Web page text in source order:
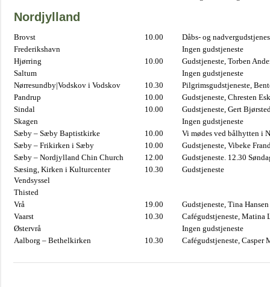
Nordjylland
Brovst 10.00
Dåbs- og
Frederikshavn
Ingen gudstjeneste
Hjørring
10.00
Gudstjeneste, Torben
Saltum
Ingen gudstjeneste
Nørresundby|Vodskov i Vodskov
10.30
Pilgrimsgudstjeneste,
Pandrup
10.00
Gudstjeneste, Chresten
Sindal
10.00
Gudstjeneste, Gert
Skagen
Ingen gudstjeneste
Sæby – Sæby Baptistkirke
10.00
Vi mødes ved bålhytten i
Sæby – Frikirken i Sæby
10.00
Gudstjeneste, Vibeke
Sæby – Nordjylland Chin Church
12.00
Gudstjeneste. 12.30
Sæsing, Kirken i Kulturcenter
Vendsyssel
10.30 Gudstjeneste
Thisted
Vrå
19.00
Gudstjeneste, Tina Hansen
Vaarst
10.30
Cafégudstjeneste, Matina
Østervrå
Ingen gudstjeneste
Aalborg – Bethelkirken
10.30 Cafégudstjeneste, Casper